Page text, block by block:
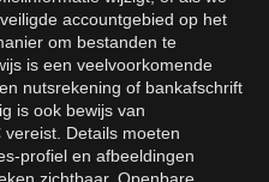
accountgebied op het
om bestanden te
is een veelvoorkomende
nutsrekening of bankafschrift
is ook bewijs van
Details moeten
profiel en afbeeldingen